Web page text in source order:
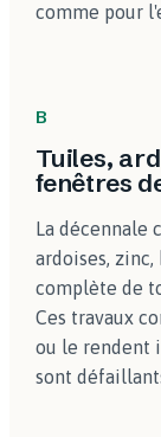
comme pour
B
Tuiles,
fenêtres
La décennale
ardoises,
complète de
Ces travaux
ou le rendent
sont